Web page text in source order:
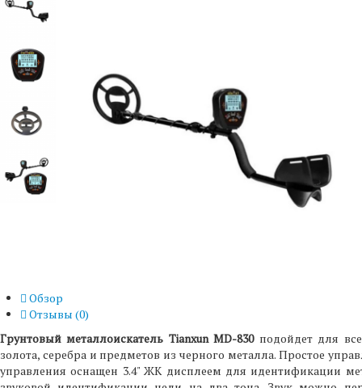
Обзор
Отзывы (0)
Грунтовый металлоискатель Tianxun MD-830подойдет для
золота, серебра и предметов из черного металла. Простое
управления оснащен 3.4" ЖК дисплеем для идентификации